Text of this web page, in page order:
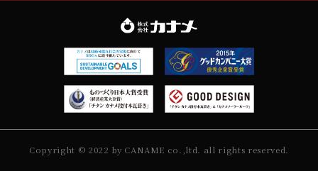
Copyright © 2022 by CANAME co.,ltd. all rights reserved.